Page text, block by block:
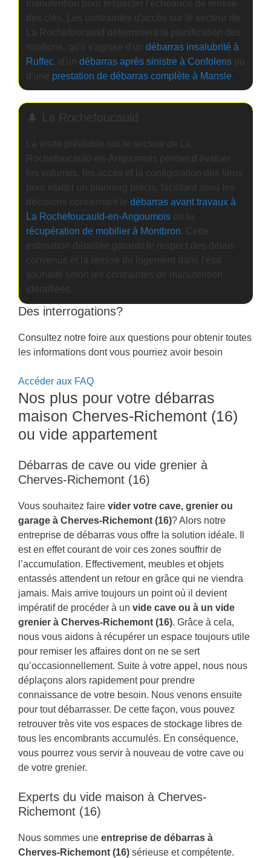
manutention pour respecter l'échéance de remise
des clés. Les contraintes d'accès sur le secteur de
La Rochefoucauld déterminent la planification des
rotations, qu'il s'agisse d'un débarras insalubrité à
Ruffec, d'un débarras après sinistre à Confolensou
d'une prestation de débarras complète à Mansle.
🌲 La Rochefoucauld
La visite préalable sur le secteur de La
Rochefoucauld-en-Angoumois permet d'évaluer
les volumes, les accès et la configuration des lieux
pour établir un planning précis, facilitant ainsi les
décisions concernant le débarras avant travaux à
La Rochefoucauld-en-Angoumoisou la
récupération de mobilier à Montbron . Cette
estimation détaillée garantit le respect des délais
convenus et la remise du logement dans l'état
souhaité selon les contraintes de manutention
identifiées.
Des interrogations?
Consultez notre foire aux questions pour obtenir toutes
les informations dont vous pourriez avoir besoin
Accéder aux FAQ
Nos plus pour votre débarras
maison Cherves-Richemont (16)
ou vide appartement
Débarras de cave ou vide grenier à
Cherves-Richemont (16)
Vous souhaitez faire vider votre cave, grenier ou
garage à Cherves-Richemont (16)? Alors notre
entreprise de débarras vous offre la solution idéale. Il
est en effet courant de voir ces zones souffrir de
l’accumulation. Effectivement, meubles et objets
entassés attendent un retour en grâce qui ne viendra
jamais. Mais arrive toujours un point où il devient
impératif de procéder à un vide cave ou à un vide
grenier à Cherves-Richemont (16). Grâce à cela,
nous vous aidons à récupérer un espace toujours utile
pour remiser les affaires dont on ne se sert
qu’occasionnellement. Suite à votre appel, nous nous
déplaçons alors rapidement pour prendre
connaissance de votre besoin. Nous venons ensuite
pour tout débarrasser. De cette façon, vous pouvez
retrouver très vite vos espaces de stockage libres de
tous les encombrants accumulés. En conséquence,
vous pourrez vous servir à nouveau de votre cave ou
de votre grenier.
Experts du vide maison à Cherves-
Richemont (16)
Nous sommes une entreprise de débarras à
Cherves-Richemont (16) sérieuse et compétente.